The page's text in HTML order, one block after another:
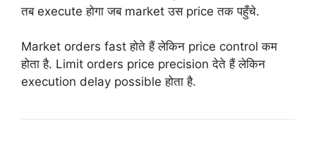
तब execute होगा जब market उस price तक पहुँचे.
Market orders fast होते हैं लेकिन price control कम
होता है. Limit orders price precision देते हैं लेकिन
execution delay possible होता है.